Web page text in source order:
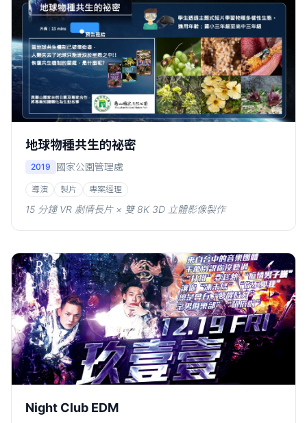
地球物種共生的祕密
2019 國家公園管理處
導演 製片 專案經理
15 分鐘 VR 劇情長片 × 雙 8K 3D 立體影像製作
Night Club EDM